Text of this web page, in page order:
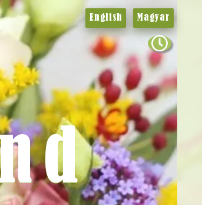
English Magyar